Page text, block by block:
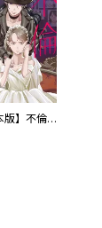
【合本版】不倫処刑